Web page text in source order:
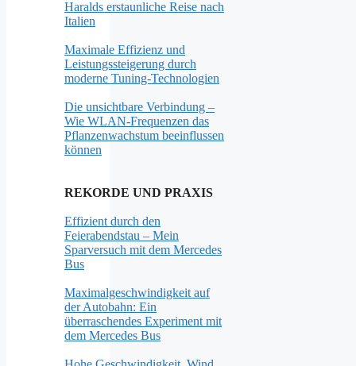
Haralds erstaunliche Reise nach
Italien
Maximale Effizienz und
Leistungssteigerung durch
moderne Tuning-Technologien
Die unsichtbare Verbindung –
Wie WLAN-Frequenzen das
Pflanzenwachstum beeinflussen
können
REKORDE UND PRAXIS
Effizient durch den
Feierabendstau – Mein
Sparversuch mit dem Mercedes
Bus
Maximalgeschwindigkeit auf
der Autobahn: Ein
überraschendes Experiment mit
dem Mercedes Bus